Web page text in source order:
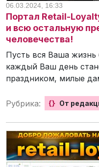
06.03.2024, 16:33
Портал Retail-
и всю остальную
человечества!
Пусть вся Ваша
каждый Ваш день
праздником, милые
Рубрика: {} От